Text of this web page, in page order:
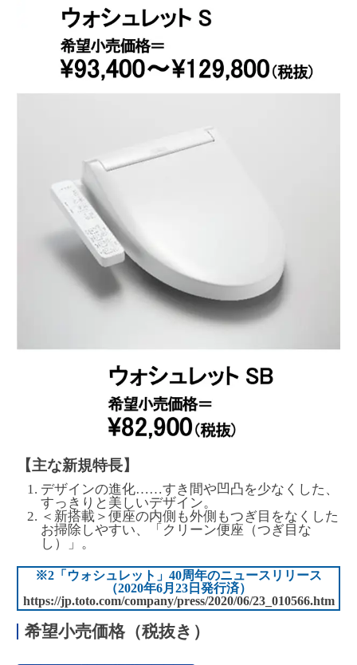
【主な新規特長】
デザインの進化……すき間や凹凸を少なくした、
すっきりと美しいデザイン。
＜新搭載＞便座の内側も外側もつぎ目をなくした
お掃除しやすい、「クリーン便座（つぎ目な
し）」。
※2「ウォシュレット」40周年のニュースリリース
（2020年6月23日発行済）
https://jp.toto.com/company/press/2020/06/23_010566.htm
希望小売価格（税抜き）